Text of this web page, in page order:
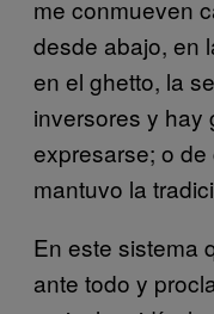
me conmueven
desde abajo, en
en el ghetto, la
inversores y hay
expresarse; o
mantuvo la
En este sistema
ante todo y